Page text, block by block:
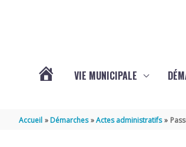
VIE MUNICIPALE
Accueil Démarches Actes administratifs